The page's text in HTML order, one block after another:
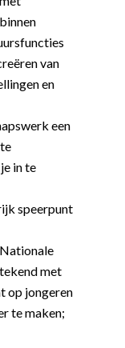
van
en
een
in te
speerpunt
met
op jongeren
te maken;